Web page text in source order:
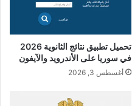
تحميل تطبيق نتائج الثانوية 2026
في سوريا على الأندرويد والآيفون
أغسطس 3, 2026